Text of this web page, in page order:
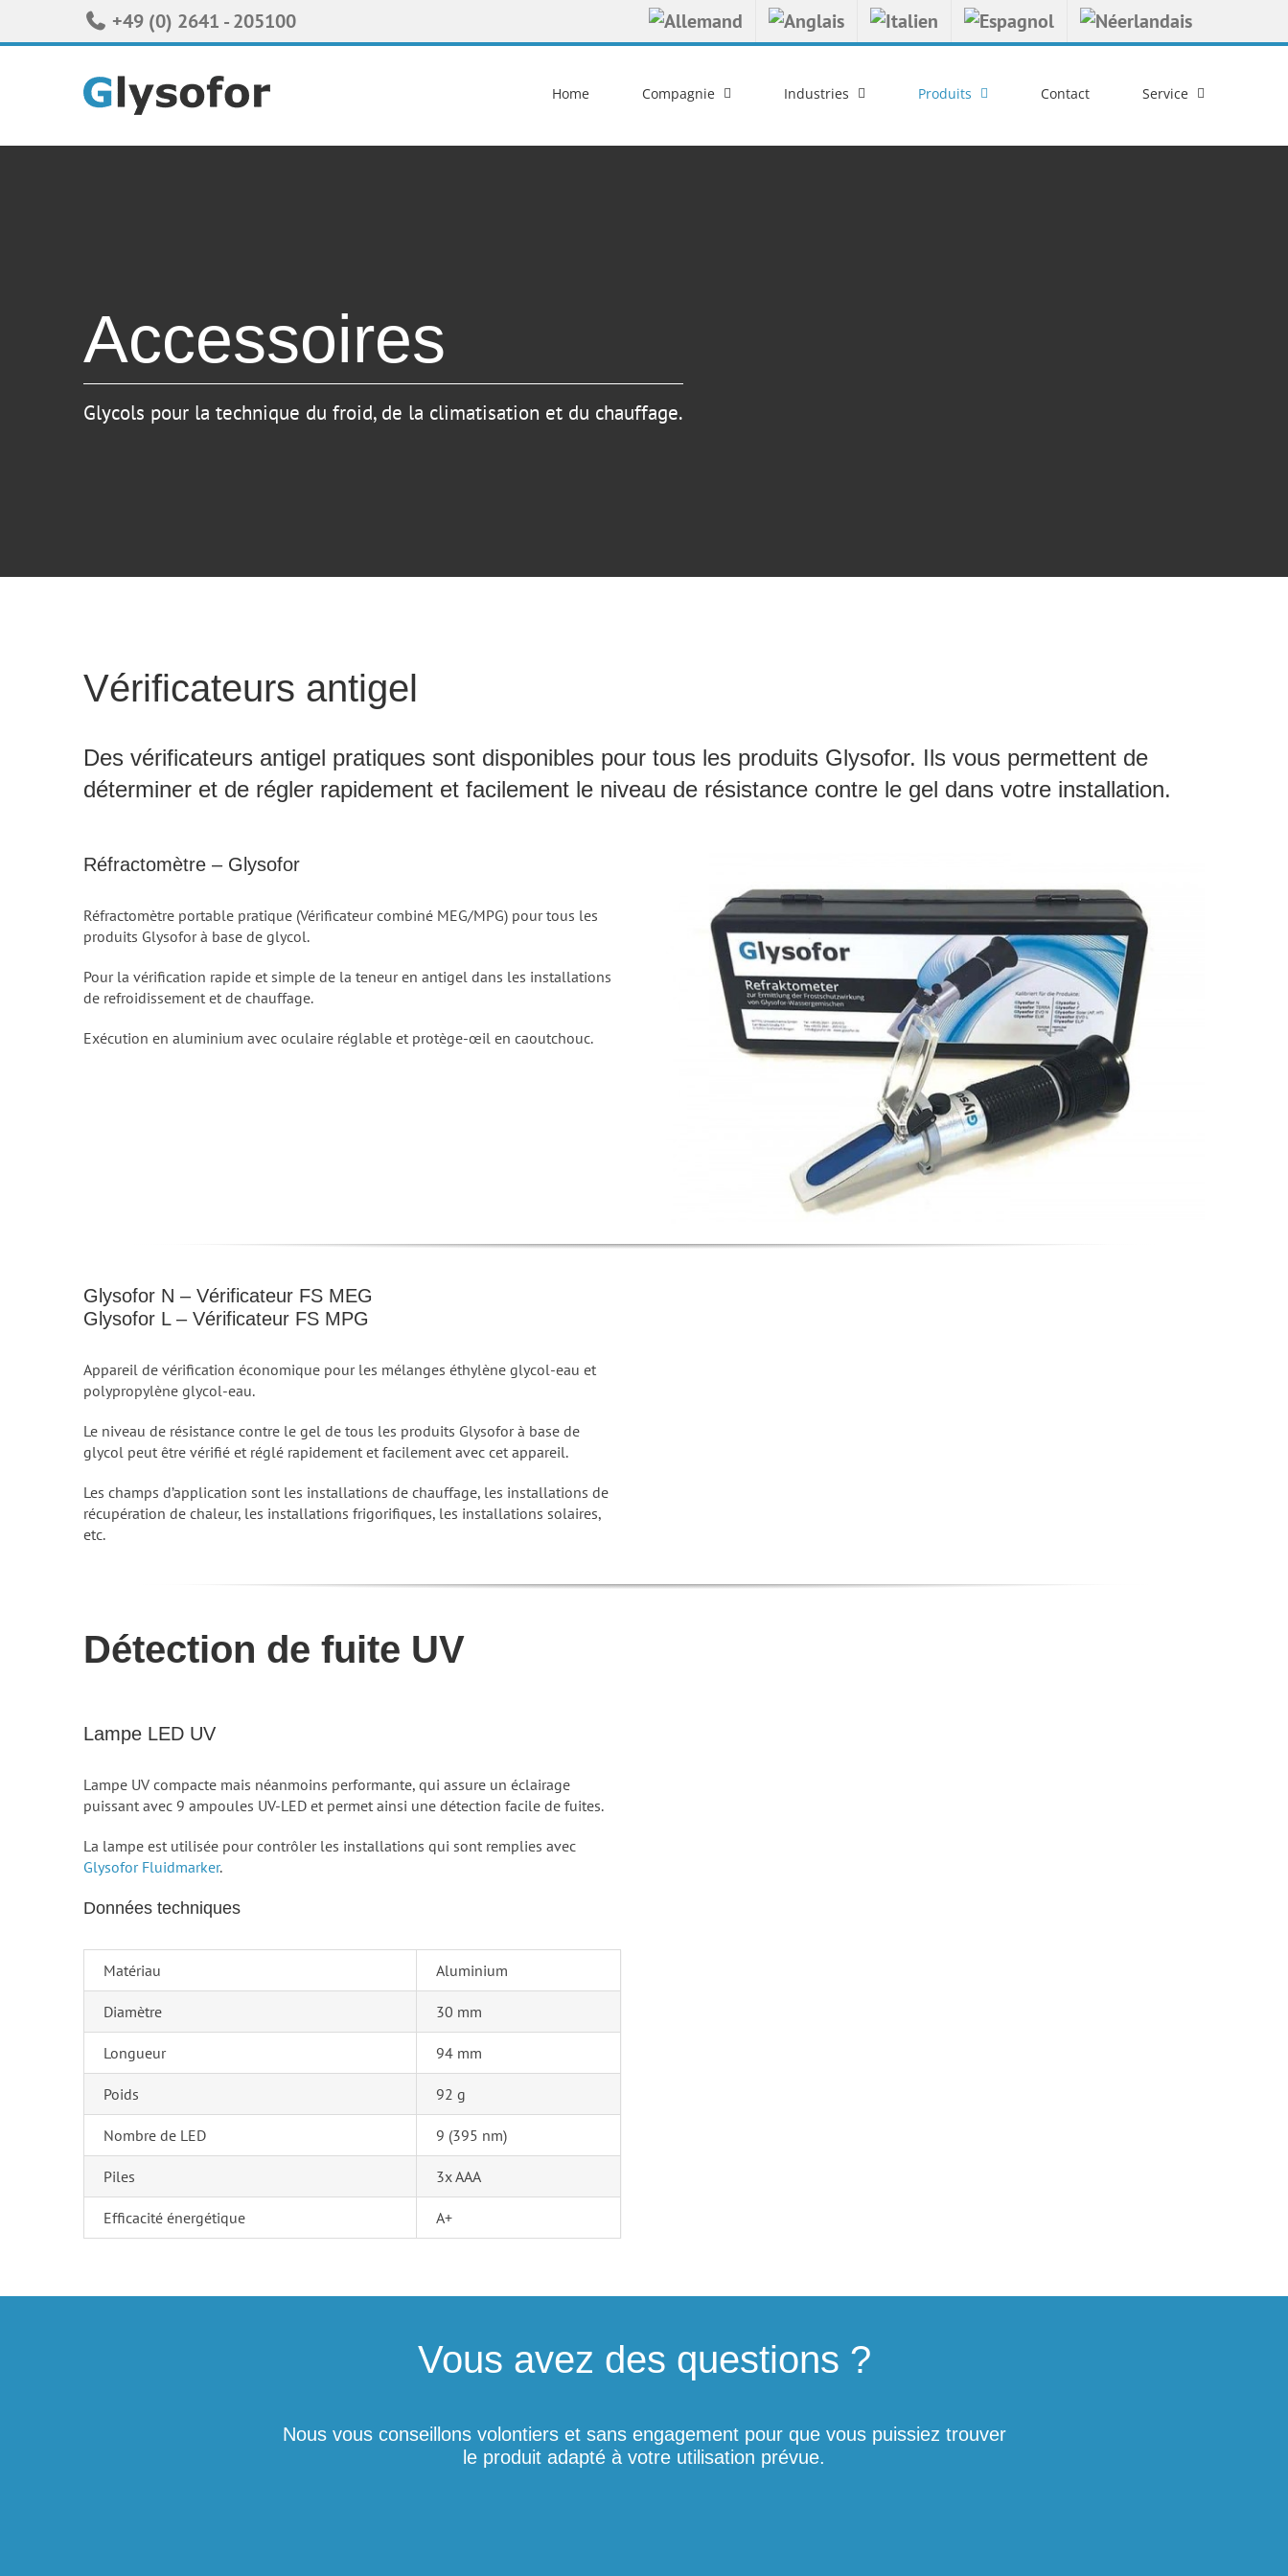
content
+49 (0) 2641 - 205100
Home Compagnie Industries Produits Contact Service
Accessoires
Glycols pour la technique du froid, de la climatisation et du chauffage.
Vérificateurs antigel
Des vérificateurs antigel pratiques sont disponibles pour tous les produits Glysofor. Ils vous permettent de
déterminer et de régler rapidement et facilement le niveau de résistance contre le gel dans votre installation.
Réfractomètre – Glysofor
Réfractomètre portable pratique (Vérificateur combiné MEG/MPG) pour tous les
produits Glysofor à base de glycol.
Pour la vérification rapide et simple de la teneur en antigel dans les installations
de refroidissement et de chauffage.
Exécution en aluminium avec oculaire réglable et protège-œil en caoutchouc.
Glysofor N – Vérificateur FS MEG
Glysofor L – Vérificateur FS MPG
Appareil de vérification économique pour les mélanges éthylène glycol-eau et
polypropylène glycol-eau.
Le niveau de résistance contre le gel de tous les produits Glysofor à base de
glycol peut être vérifié et réglé rapidement et facilement avec cet appareil.
Les champs d’application sont les installations de chauffage, les installations de
récupération de chaleur, les installations frigorifiques, les installations solaires,
etc.
Détection de fuite UV
Lampe LED UV
Lampe UV compacte mais néanmoins performante, qui assure un éclairage
puissant avec 9 ampoules UV-LED et permet ainsi une détection facile de fuites.
La lampe est utilisée pour contrôler les installations qui sont remplies avec
Glysofor Fluidmarker.
Données techniques
Matériau Aluminium
Diamètre 30 mm
Longueur 94 mm
Poids 92 g
Nombre de LED 9 (395 nm)
Piles 3x AAA
Efficacité énergétique A+
Vous avez des questions ?
Nous vous conseillons volontiers et sans engagement pour que vous puissiez trouver
le produit adapté à votre utilisation prévue.